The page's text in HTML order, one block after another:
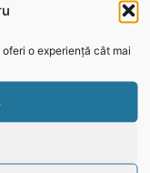
o experiență cât mai